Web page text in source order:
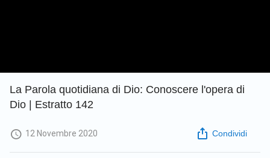
La Parola quotidiana di Dio: Conoscere l'opera di
Dio | Estratto 142
12 Novembre 2020 Condividi